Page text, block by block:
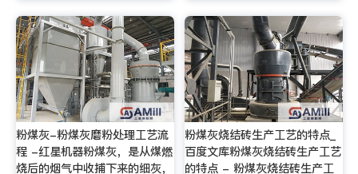
粉煤灰-粉煤灰磨粉处理工艺流
程 -红星机器粉煤灰，是从煤燃
烧后的烟气中收捕下来的细灰，
粉煤灰烧结砖生产工艺的特点_
百度文库粉煤灰烧结砖生产工艺
的特点 - 粉煤灰烧结砖生产工